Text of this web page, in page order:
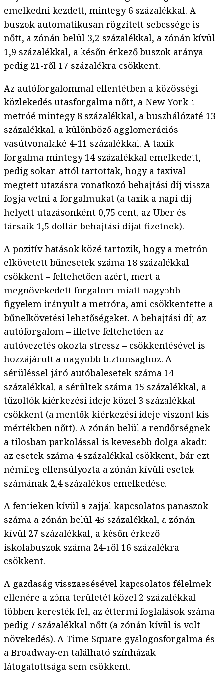
emelkedni kezdett, mintegy 6 százalékkal. A
buszok automatikusan rögzített sebessége is
nőtt, a zónán belül 3,2 százalékkal, a zónán kívül
1,9 százalékkal, a későn érkező buszok aránya
pedig 21-ről 17 százalékra csökkent.
Az autóforgalommal ellentétben a közösségi
közlekedés utasforgalma nőtt, a New York-i
metróé mintegy 8 százalékkal, a buszhálózaté 13
százalékkal, a különböző agglomerációs
vasútvonalaké 4-11 százalékkal. A taxik
forgalma mintegy 14 százalékkal emelkedett,
pedig sokan attól tartottak, hogy a taxival
megtett utazásra vonatkozó behajtási díj vissza
fogja vetni a forgalmukat (a taxik a napi díj
helyett utazásonként 0,75 cent, az Uber és
társaik 1,5 dollár behajtási díjat fizetnek).
A pozitív hatások közé tartozik, hogy a metrón
elkövetett bűnesetek száma 18 százalékkal
csökkent – feltehetően azért, mert a
megnövekedett forgalom miatt nagyobb
figyelem irányult a metróra, ami csökkentette a
bűnelkövetési lehetőségeket. A behajtási díj az
autóforgalom – illetve feltehetően az
autóvezetés okozta stressz – csökkentésével is
hozzájárult a nagyobb biztonsághoz. A
sérüléssel járó autóbalesetek száma 14
százalékkal, a sérültek száma 15 százalékkal, a
tűzoltók kiérkezési ideje közel 3 százalékkal
csökkent (a mentők kiérkezési ideje viszont kis
mértékben nőtt). A zónán belül a rendőrségnek
a tilosban parkolással is kevesebb dolga akadt:
az esetek száma 4 százalékkal csökkent, bár ezt
némileg ellensúlyozta a zónán kívüli esetek
számának 2,4 százalékos emelkedése.
A fentieken kívül a zajjal kapcsolatos panaszok
száma a zónán belül 45 százalékkal, a zónán
kívül 27 százalékkal, a későn érkező
iskolabuszok száma 24-ről 16 százalékra
csökkent.
A gazdaság visszaesésével kapcsolatos félelmek
ellenére a zóna területét közel 2 százalékkal
többen keresték fel, az éttermi foglalások száma
pedig 7 százalékkal nőtt (a zónán kívül is volt
növekedés). A Time Square gyalogosforgalma és
a Broadway-en található színházak
látogatottsága sem csökkent.